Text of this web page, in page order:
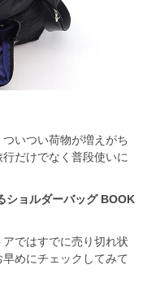
いつい荷物が増えがち
だけでなく普段使いに
ショルダーバッグ BOOK
ではすでに売り切れ状
めにチェックしてみて